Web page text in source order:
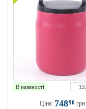
В наявності
Ціна: 74890 грн